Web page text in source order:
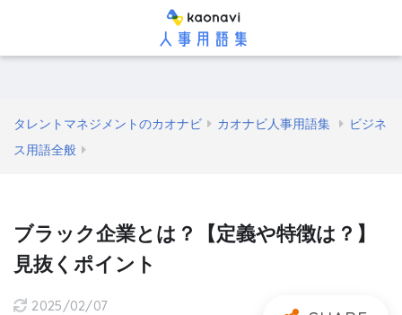
タレントマネジメントのカオナビ カオナビ人事用語集
ビジネ
ス用語全般
ブラック企業とは？【定義や特徴は？】
見抜くポイント
2025/02/07